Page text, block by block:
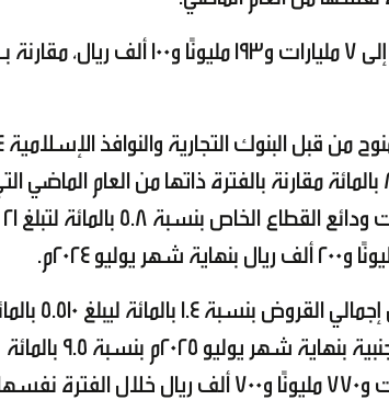
أما على
مليارًا و100 مليون و800 ألف ريال عُماني، مسجلًا نموًّا بنسبة 8.9 بالمائة مقارنة بالفترة ذاتها من العام الماضي
سجلت 31 مليارًا و301 مليون و200 ألف ريال عُماني. كما ارتفعت ودائع القطاع الخاص بنسبة 5.8 بالمائة لتبلغ 21
وفيما يتعلق بأسعار الفائدة، تراجع متوسط سعر الفائدة على إجمالي
مقارنة بـــــ 5.590 بالمائة في حين ارتفع صافي الأصول الأجنبية بنهاية شهر يوليو 2025م بنسبة 9.5 بالمائة
مسجلًا 7 مليارات و411 مليونًا و200 ألف ريال مقارنة بـ 6 مليارات و770 مليونًا و700 ألف ريال خلال الفترة